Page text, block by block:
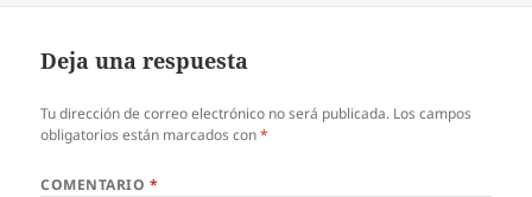
Deja una respuesta
Tu dirección de correo electrónico no será publicada. Los campos
obligatorios están marcados con*
COMENTARIO *